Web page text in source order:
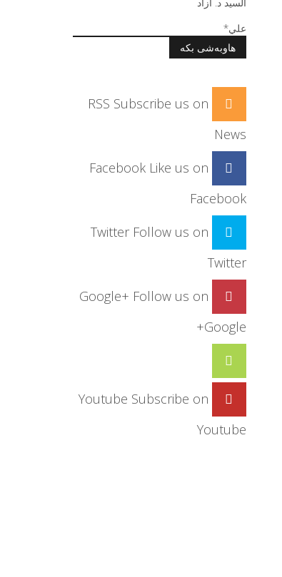
هاوبەشی بکە
RSS Subscribe us on
News
Facebook Like us on
Facebook
Twitter Follow us on
Twitter
Google+ Follow us on
Google+
Youtube Subscribe on
Youtube